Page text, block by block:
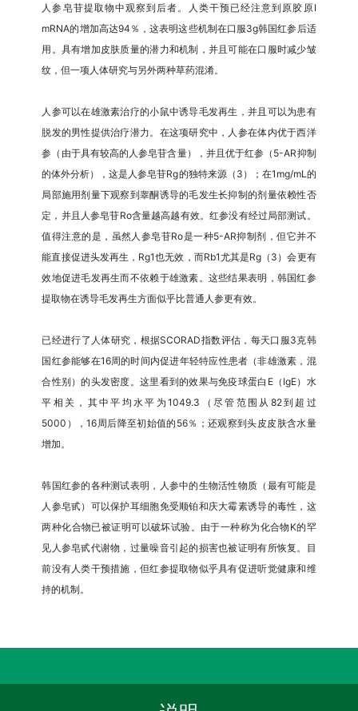
人参皂苷提取物中观察到后者。人类干预已经注意到原胶原I
mRNA的增加高达94％，这表明这些机制在口服3g韩国红参后适
用。具有增加皮肤质量的潜力和机制，并且可能在口服时减少皱
纹，但一项人体研究与另外两种草药混淆。
人参可以在雄激素治疗的小鼠中诱导毛发再生，并且可以为患有
脱发的男性提供治疗潜力。在这项研究中，人参在体内优于西洋
参（由于具有较高的人参皂苷含量），并且优于红参（5-AR抑制
的体外分析），这是人参皂苷Rg的独特来源（3）；在1mg/mL的
局部施用剂量下观察到睾酮诱导的毛发生长抑制的剂量依赖性否
定，并且人参皂苷Ro含量越高越有效。红参没有经过局部测试。
值得注意的是，虽然人参皂苷Ro是一种5-AR抑制剂，但它并不
能直接促进头发再生，Rg1也无效，而Rb1尤其是Rg（3）会更有
效地促进毛发再生而不依赖于雄激素。这些结果表明，韩国红参
提取物在诱导毛发再生方面似乎比普通人参更有效。
已经进行了人体研究，根据SCORAD指数评估，每天口服3克韩
国红参能够在16周的时间内促进年轻特应性患者（非雄激素，混
合性别）的头发密度。这里看到的效果与免疫球蛋白E（IgE）水
平相关，其中平均水平为1049.3（尽管范围从82到超过
5000），16周后降至初始值的56％；还观察到头皮皮肤含水量
增加。
韩国红参的各种测试表明，人参中的生物活性物质（最有可能是
人参皂甙）可以保护耳细胞免受顺铂和庆大霉素诱导的毒性，这
两种化合物已被证明可以破坏试验。由于一种称为化合物K的罕
见人参皂甙代谢物，过量噪音引起的损害也被证明有所恢复。目
前没有人类干预措施，但红参提取物似乎具有促进听觉健康和维
持的机制。